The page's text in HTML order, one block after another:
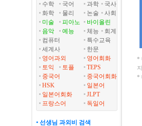
수학
국어 과학
국사
화학
물리 논술
사회
미술
피아노
바이올린
음악
예능 체능
회계
컴퓨터
특수교육
세계사
한문
영어과외
영어회화
토익
토플
TEPS
중국어
중국어회화
HSK
일본어
일본어회화
JLPT
프랑스어
독일어
• 선생님 과외비 검색
*
*